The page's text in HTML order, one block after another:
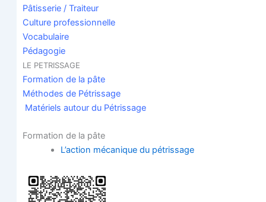
Pâtis­se­rie / Traiteur
Culture pro­fes­sion­nelle
Voca­bu­laire
Péda­go­gie
LE PETRISSAGE
For­ma­tion de la pâte
Méthodes de Pétrissage
Maté­riels autour du Pétrissage
For­ma­tion de la pâte
L’action méca­nique du pétrissage